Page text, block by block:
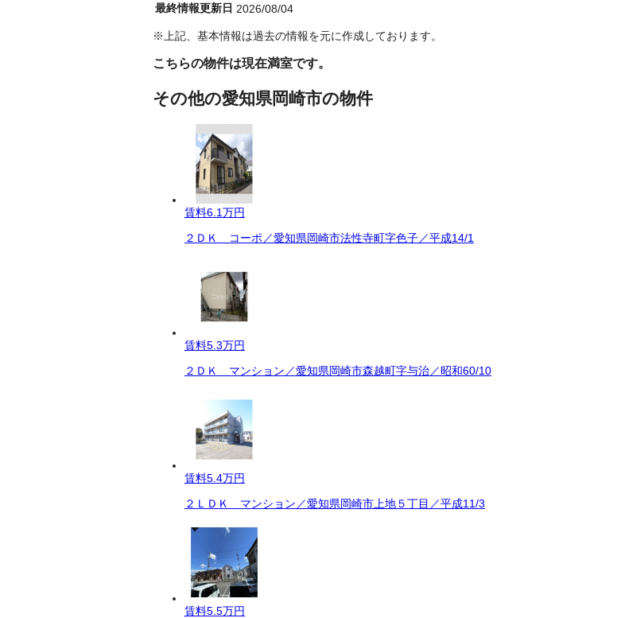
最終情報更新日 2026/08/04
※上記、基本情報は過去の情報を元に作成しております。
こちらの物件は現在満室です。
その他の愛知県岡崎市の物件
賃料6.1万円
２ＤＫ コーポ／愛知県岡崎市法性寺町字色子／平成14/1
賃料5.3万円
２ＤＫ マンション／愛知県岡崎市森越町字与治／昭和60/10
賃料5.4万円
２ＬＤＫ マンション／愛知県岡崎市上地５丁目／平成11/3
賃料5.5万円